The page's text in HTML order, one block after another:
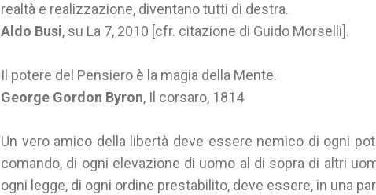
realtà e realizzazione, diventano tutti di destra.
Aldo Busi, su La 7, 2010 [cfr. citazione di Guido Morselli].
Il potere del Pensiero è la magia della Mente.
George Gordon Byron, Il corsaro, 1814
Un vero amico della libertà deve essere nemico di ogni
comando, di ogni elevazione di uomo al di sopra di altri
ogni legge, di ogni ordine prestabilito, deve essere, in una